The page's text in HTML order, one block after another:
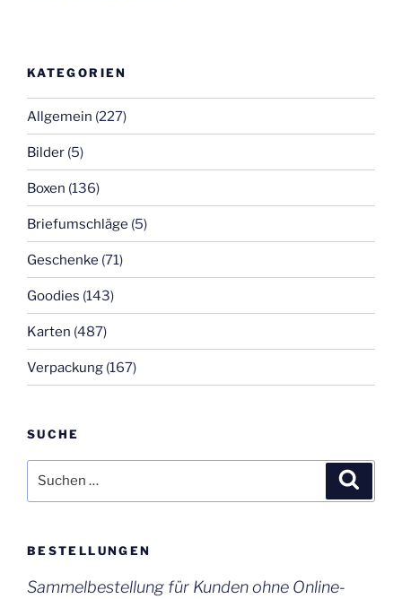
KATEGORIEN
Allgemein (227)
Bilder (5)
Boxen (136)
Briefumschläge (5)
Geschenke (71)
Goodies (143)
Karten (487)
Verpackung (167)
SUCHE
nach:
BESTELLUNGEN
Sammelbestellung für Kunden ohne Online-